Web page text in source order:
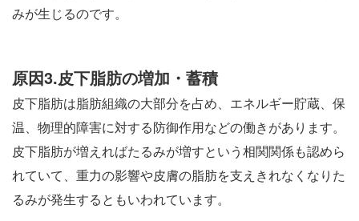
みが生じるのです。
原因3.皮下脂肪の増加・蓄積
皮下脂肪は脂肪組織の大部分を占め、エネルギー貯蔵、保
温、物理的障害に対する防御作用などの働きがあります。
皮下脂肪が増えればたるみが増すという相関関係も認めら
れていて、重力の影響や皮膚の脂肪を支えきれなくなりた
るみが発生するともいわれています。